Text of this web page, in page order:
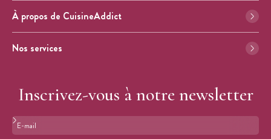
À propos de CuisineAddict
Nos services
Inscrivez-vous à notre newsletter
Format : adresse@email.com